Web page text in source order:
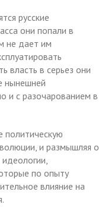
русские
они попали в
не дает им
власть в серьез они
нынешней
и с разочарованием в
политическую
и размышляя о
по опыту
влияние на